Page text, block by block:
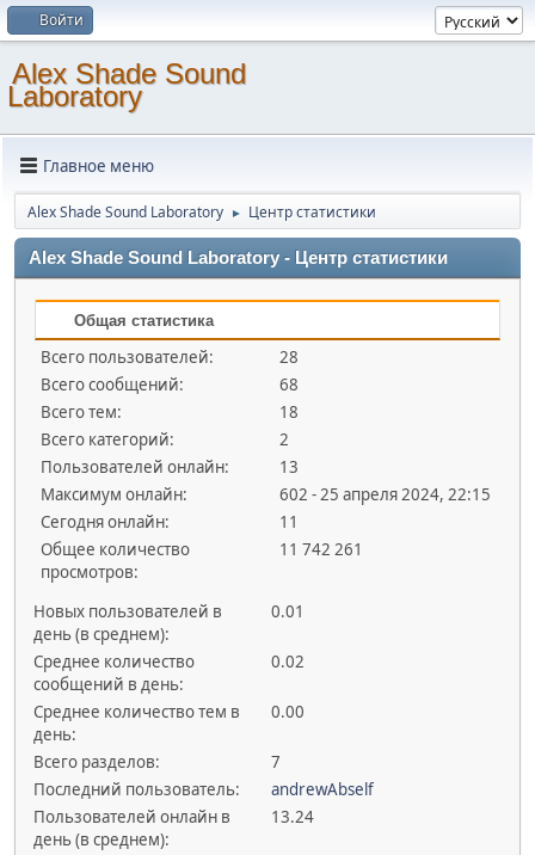
Войти
Alex Shade Sound
Laboratory
Главное меню
Alex Shade Sound Laboratory ► Центр статистики
Alex Shade Sound Laboratory - Центр статистики
Общая статистика
Всего пользователей:
28
Всего сообщений:
68
Всего тем:
18
Всего категорий:
2
Пользователей онлайн:
13
Максимум онлайн:
602 - 25 апреля 2024, 22:15
Сегодня онлайн:
11
Общее количество
просмотров:
11 742 261
Новых пользователей в
день (в среднем):
0.01
Среднее количество
сообщений в день:
0.02
Среднее количество тем в
день:
0.00
Всего разделов:
7
Последний пользователь:
andrewAbself
Пользователей онлайн в
день (в среднем):
13.24